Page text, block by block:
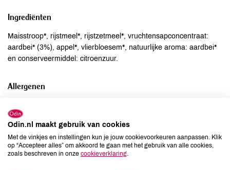
Ingrediënten
Maisstroop*, rijstmeel*, rijstzetmeel*, vruchtensapconcentraat:
aardbei* (3%), appel*, vlierbloesem*, natuurlijke aroma: aardbei*
en conserveermiddel: citroenzuur.
Allergenen
Ei
Gluten
niet aanwezig
Lactose
niet aanwezig
Odin.nl maakt gebruik van cookies
Met de vinkjes en instellingen kun je jouw cookievoorkeuren aanpassen. Klik
op “Accepteer alles” om akkoord te gaan met het gebruik van alle cookies,
zoals beschreven in onze cookieverklaring.